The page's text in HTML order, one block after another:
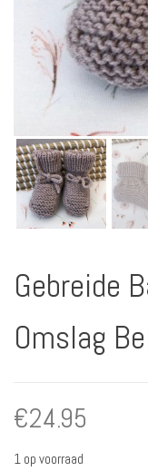
Gebreide
Omslag
€24.95
1 op voorraad